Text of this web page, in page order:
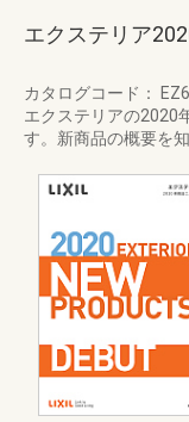
エクステリア
カタログコード：
エクステリアの2020
す。新商品の概要を